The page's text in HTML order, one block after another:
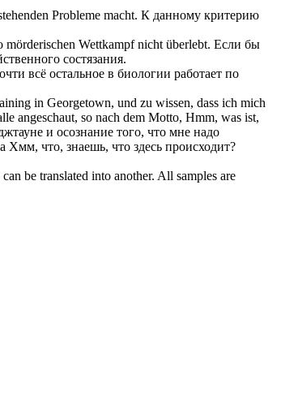
Probleme macht. К данному критерию
mörderischen Wettkampfnicht überlebt. Если бы
состязания.
всё остальное в биологии работает по
in Georgetown, und zu wissen, dass ich mich
angeschaut, so nach dem Motto, Hmm, was ist,
и осознание того, что мне надо
что, знаешь, что здесь происходит?
be translated into another. All samples are